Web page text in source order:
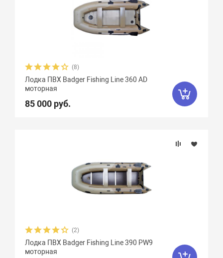
Плотность ткани, г/м2
Пассажировместимость
Надувных отсеков
Вес, кг
(8)
Лодка ПВХ Badger Fishing Line 360 AD
моторная
85 000 руб.
(2)
Лодка ПВХ Badger Fishing Line 390 PW9
моторная